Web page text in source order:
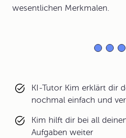
wesentlichen Merkmalen.
KI-Tutor Kim erklärt dir
nochmal einfach und
Kim hilft dir bei all
Aufgaben weiter